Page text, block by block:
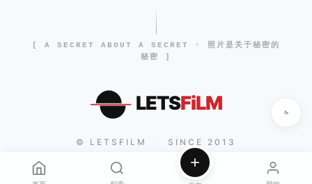
[ A SECRET ABOUT A SECRET · 照片是关于秘密的
秘密 ]
LETSFiLM
© LETSFILM SINCE 2013